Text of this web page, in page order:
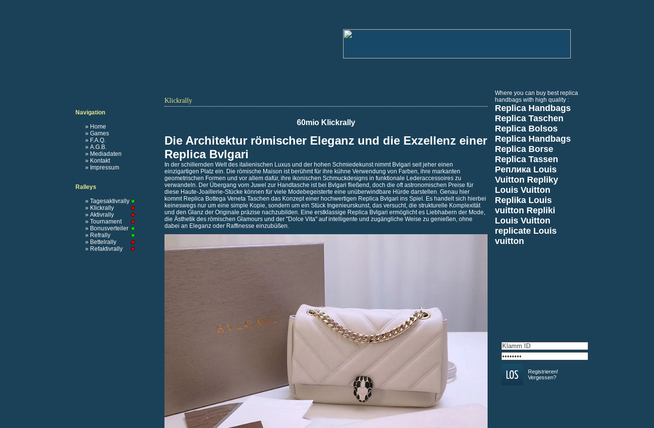
Navigation
» Home
» Games
» F.A.Q.
» A.G.B.
» Mediadaten
» Kontakt
» Impressum
Ralleys
» Tagesaktivrally
» Klickrally
» Aktivrally
» Tournament
» Bonusverteiler
» Refrally
» Bettelrally
» Refaktivrally
Klickrally
60mio Klickrally
Die Architektur römischer Eleganz und die Exzellenz einer
Replica Bvlgari
In der schillernden Welt des italienischen Luxus und der hohen Schmiedekunst nimmt Bvlgari seit jeher einen
einzigartigen Platz ein. Die römische Maison ist berühmt für ihre kühne Verwendung von Farben, ihre markanten
geometrischen Formen und vor allem dafür, ihre ikonischen Schmuckdesigns in funktionale Lederaccessoires zu
verwandeln. Der Übergang vom Juwel zur Handtasche ist bei Bvlgari fließend, doch die oft astronomischen Preise für
diese Haute-Joaillerie-Stücke können für viele Modebegeisterte eine unüberwindbare Hürde darstellen. Genau hier
kommt Replica Bottega Veneta Taschen das Konzept einer hochwertigen Replica Bvlgari ins Spiel. Es handelt sich hierbei
keineswegs nur um eine simple Kopie, sondern um ein Stück Ingenieurskunst, das versucht, die strukturelle Komplexität
und den Glanz der Originale präzise nachzubilden. Eine erstklassige Replica Bvlgari ermöglicht es Liebhabern der Mode,
die Ästhetik des römischen Glamours und der "Dolce Vita" auf intelligente und zugängliche Weise zu genießen, ohne
dabei an Eleganz oder Raffinesse einzubüßen.
Where you can buy best replica
handbags with high quality :
Replica Handbags
Replica Taschen
Replica Bolsos
Replica Handbags
Replica Borse
Replica Tassen
Реплика Louis
Vuitton Repliky
Louis Vuitton
Replika Louis
vuitton Repliki
Louis Vuitton
replicate Louis
vuitton
Registrieren!
Vergessen?